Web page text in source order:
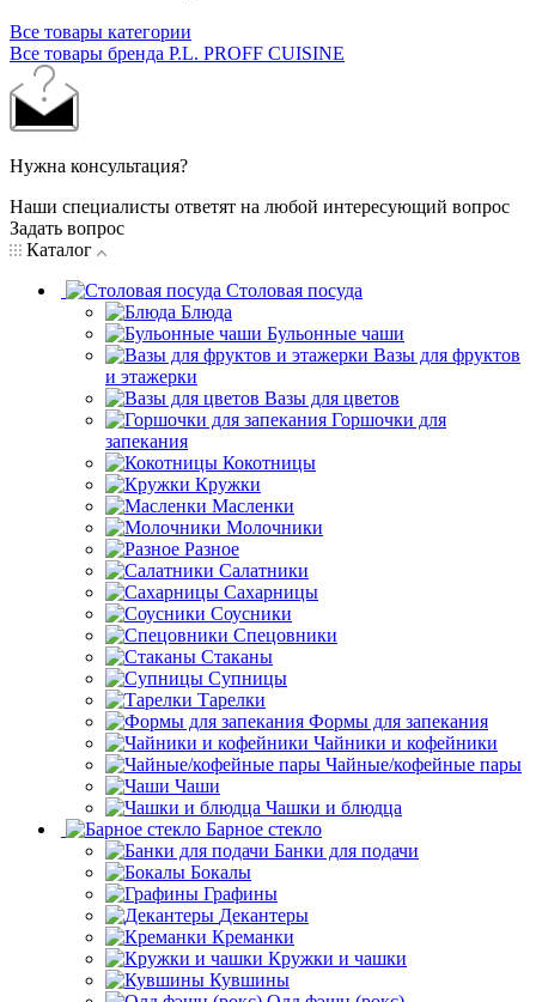
Все товары категории
Все товары бренда P.L. PROFF CUISINE
Нужна консультация?
Наши специалисты ответят на любой интересующий вопрос
Задать вопрос
Каталог
Столовая посуда
Блюда
Бульонные чаши
Вазы для фруктов
и этажерки
Вазы для цветов
Горшочки для
запекания
Кокотницы
Кружки
Масленки
Молочники
Разное
Салатники
Сахарницы
Соусники
Спецовники
Стаканы
Супницы
Тарелки
Формы для запекания
Чайники и кофейники
Чайные/кофейные пары
Чаши
Чашки и блюдца
Барное стекло
Банки для подачи
Бокалы
Графины
Декантеры
Креманки
Кружки и чашки
Кувшины